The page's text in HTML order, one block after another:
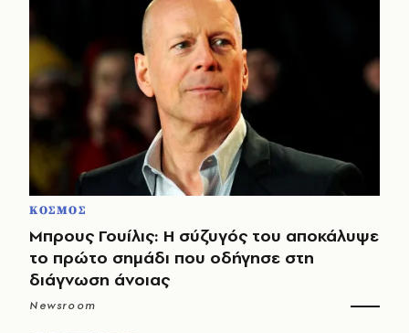
ΚΟΣΜΟΣ
Μπρους Γουίλις: Η σύζυγός του αποκάλυψε
το πρώτο σημάδι που οδήγησε στη
διάγνωση άνοιας
Newsroom